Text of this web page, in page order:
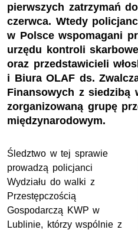
pierwszych zatrzymań
czerwca. Wtedy
w Polsce wspomagani
urzędu kontroli
oraz przedstawicieli
i Biura OLAF ds.
Finansowych z siedzibą
zorganizowaną grupę
międzynarodowym.
Śledztwo w tej sprawie
prowadzą policjanci
Wydziału do walki z
Przestępczością
Gospodarczą KWP w
Lublinie, którzy wspólnie z